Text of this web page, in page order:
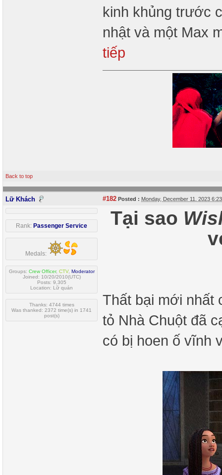
kinh khủng trước
nhật và một Max
tiếp
Back to top
Lữ Khách #182 Posted : Monday, December 11, 2023
Rank: Passenger Service
Medals:
Groups: Crew Officer, CTV, Moderator
Joined: 10/20/2010(UTC)
Posts: 9,305
Location: Lữ quán
Thanks: 4744 times
Was thanked: 2372 time(s) in 1741
post(s)
Tại sao
Thất bại mới nhất
tỏ Nhà Chuột đã
có bị hoen ố vĩnh